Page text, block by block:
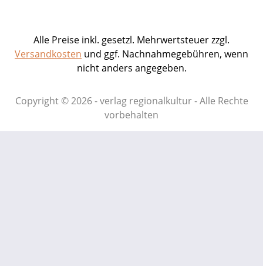
verdichtet – wer hat sich beispielsweise
schon einmal vor Augen geführt, dass es
die ökologisch wertvollen Hohlwege
Ochsenkarren überhaupt nicht gäbe? Im
ab sofort im Buchhandel erhältlichen
Alle Preise inkl. gesetzl. Mehrwertsteuer zzgl.
Versandkosten und ggf. Nachnahmegebühren, wenn
nicht anders angegeben.
Copyright © 2026 - verlag regionalkultur - Alle Rechte
vorbehalten